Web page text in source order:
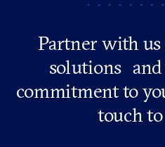
Partner with
solutions
commitment to
touch